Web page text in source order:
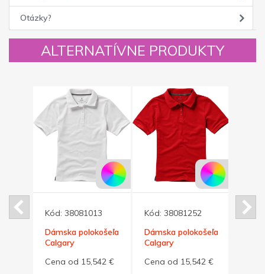
Otázky?
ALTERNATÍVNE PRODUKTY
Kód: 38081013
Dámska polokošeľa
Calgary
Cena od 15,542 €
Kód: 38081252
Dámska polokošeľa
Calgary
Cena od 15,542 €
Kód: